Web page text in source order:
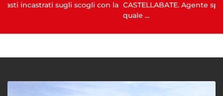
sugli scogli con la
CASTELLABATE. Agente spintonato da